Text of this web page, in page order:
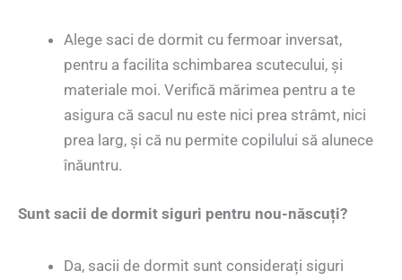
Alege saci de dormit cu fermoar inversat,
pentru a facilita schimbarea scutecului, și
materiale moi. Verifică mărimea pentru a te
asigura că sacul nu este nici prea strâmt, nici
prea larg, și că nu permite copilului să alunece
înăuntru.
Sunt sacii de dormit siguri pentru nou-născuți?
Da, sacii de dormit sunt considerați siguri